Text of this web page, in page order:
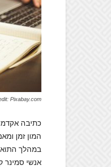
Pixabay.com
כתיבה
המון זמן
במהלך
אנשי סמינר